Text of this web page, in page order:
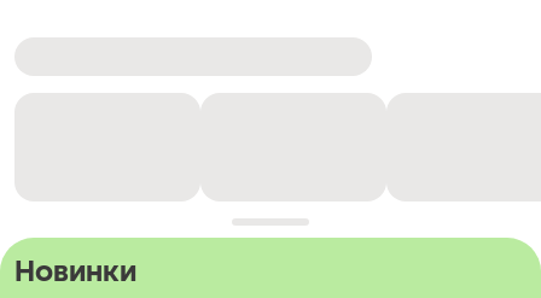
Новинки